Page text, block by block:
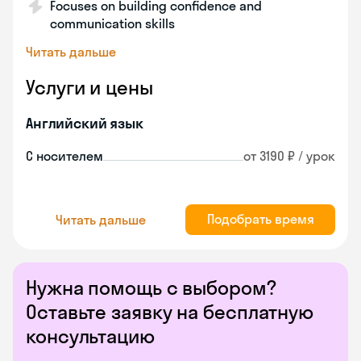
Нужна помощь с выбором?
Оставьте заявку на бесплатную
консультацию
Focuses on building confidence and
communication skills
Читать дальше
Услуги и цены
Английский язык
С носителем от 3190 ₽ / урок
Читать дальше Подобрать время